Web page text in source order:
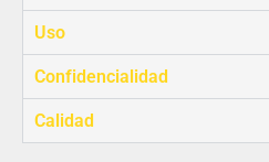
Uso
Confidencialidad
Calidad